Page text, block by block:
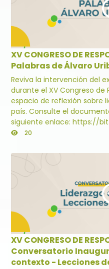
XV CONGRESO DE
Palabras de Álvaro
Reviva la intervención del
durante el XV Congreso de
espacio de reflexión sobre
país. Consulte el documento completo a través del
siguiente enlace: https://
20
XV CONGRESO DE
Conversatorio
contexto - Lecciones